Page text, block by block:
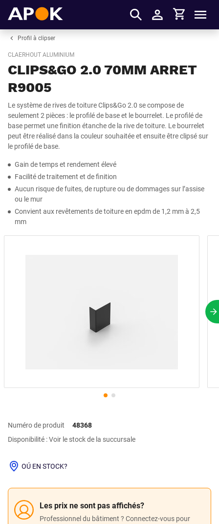
S'identifier
Panier
Profil à clipser
CLAERHOUT ALUMINIUM
CLIPS&GO 2.0 70MM ARRET
R9005
Le système de rives de toiture Clips&Go 2.0 se compose de
seulement 2 pièces : le profilé de base et le bourrelet. Le profilé de
base permet une finition étanche de la rive de toiture. Le bourrelet
peut être réalisé dans la couleur souhaitée et ensuite être clipsé sur
le profilé de base.
Gain de temps et rendement élevé
Facilité de traitement et de finition
Aucun risque de fuites, de rupture ou de dommages sur l’assise
ou le mur
Convient aux revêtements de toiture en epdm de 1,2 mm à 2,5
mm
Numéro de produit
48368
Disponibilité : Voir le stock de la succursale
Les prix ne sont pas affichés?
Professionnel du bâtiment ? Connectez-vous pour
OÚ EN STOCK?